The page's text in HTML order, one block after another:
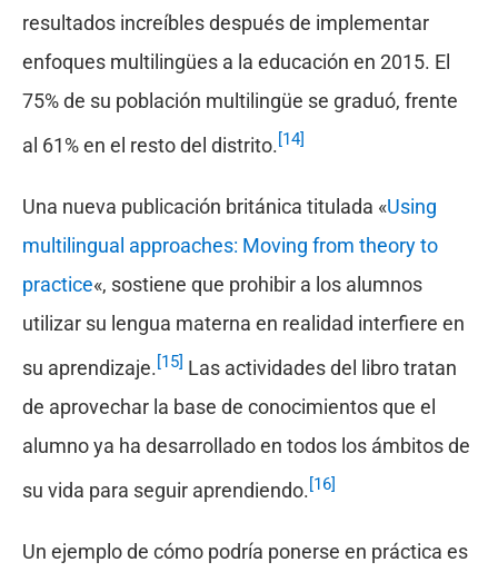
resultados increíbles después de implementar
enfoques multilingües a la educación en 2015. El
75% de su población multilingüe se graduó, frente
al 61% en el resto del distrito.[14]
Una nueva publicación británica titulada «Using
multilingual approaches: Moving from theory to
practice«, sostiene que prohibir a los alumnos
utilizar su lengua materna en realidad interfiere en
su aprendizaje.[15] Las actividades del libro tratan
de aprovechar la base de conocimientos que el
alumno ya ha desarrollado en todos los ámbitos de
su vida para seguir aprendiendo.[16]
Un ejemplo de cómo podría ponerse en práctica es